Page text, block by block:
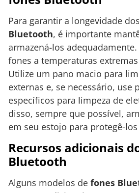
Para garantir a longevidade
Bluetooth, é importante
armazená-los
fones a temperaturas
Utilize um pano macio para
externas e, se necessário, use
específicos para limpeza de
disso, sempre que possível,
em seu estojo para protegê-
Recursos adicionais
Bluetooth
Alguns modelos de fones